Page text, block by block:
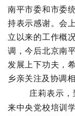
南平市委和市委
持表示感谢。会
立以来的工作概
调，今后北京南
发展上下功夫，
乡亲关注及协调
庄莉表示
来中央党校培训